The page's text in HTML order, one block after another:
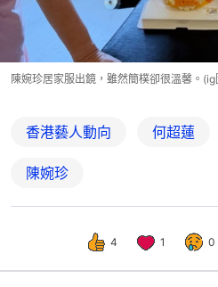
陳婉珍居家服出鏡，雖然簡樸卻很溫馨。(ig
香港藝人動向 何超蓮
陳婉珍
4 1 0